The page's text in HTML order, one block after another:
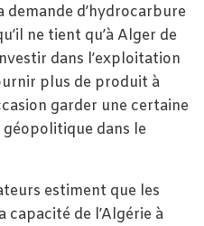
demande d’hydrocarbure
ne tient qu’à Alger de
dans l’exploitation
plus de produit à
garder une certaine
dans le
estiment que les
de l’Algérie à